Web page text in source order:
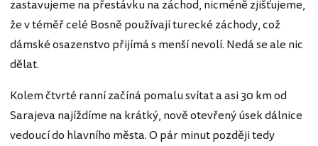
zastavujeme na přestávku na záchod, nicméně zjišťujeme,
že v téměř celé Bosně používají turecké záchody, což
dámské osazenstvo přijímá s menší nevolí. Nedá se ale nic
dělat.
Kolem čtvrté ranní začíná pomalu svítat a asi 30 km od
Sarajeva najíždíme na krátký, nově otevřený úsek dálnice
vedoucí do hlavního města. O pár minut později tedy